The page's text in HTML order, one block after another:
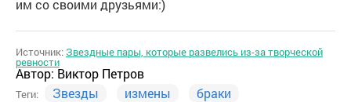
им со своими друзьями:)
Источник:Звездные пары, которые развелись из-за творческой
ревности
Автор: Виктор Петров
Теги: Звезды измены браки